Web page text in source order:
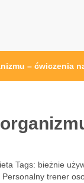
sportowym
– ćwiczenia
Tags: bieżnie
Personalny trener